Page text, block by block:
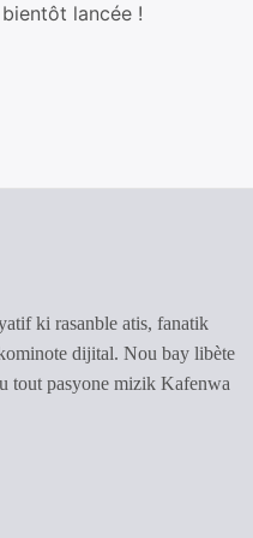
lancée !
ki rasanble atis, fanatik
dijital. Nou bay libète
tout pasyone mizik Kafenwa